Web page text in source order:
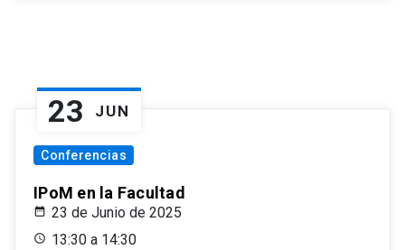
23 JUN
Conferencias
IPoM en la Facultad
23 de Junio de 2025
13:30 a 14:30